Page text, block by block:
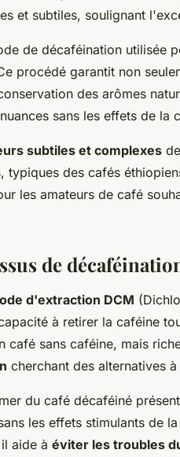
et subtiles, soulignant
de décaféination utilisée
procédé garantit non
des arômes
sans les effets de la
subtiles et complexes
typiques des cafés
les amateurs de café
de
d'extraction DCM
à retirer la caféine
café sans caféine, mais
cherchant des alternatives
du café décaféiné
les effets stimulants de
aide à éviter les troubles